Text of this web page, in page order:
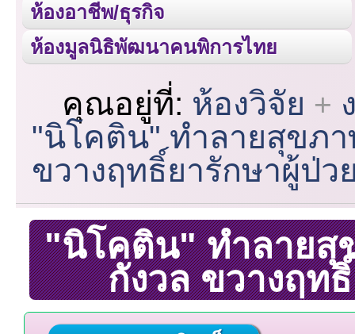
ห้องอาชีพ/ธุรกิจ
ห้องมูลนิธิพัฒนาคนพิการไทย
คุณอยู่ที่: ห้องวิจัย
"นิโคติน" ทำลายสุขภา
ขวางฤทธิ์ยารักษาผู้ป่ว
"นิโคติน" ทำลายสุ
กังวล ขวางฤท